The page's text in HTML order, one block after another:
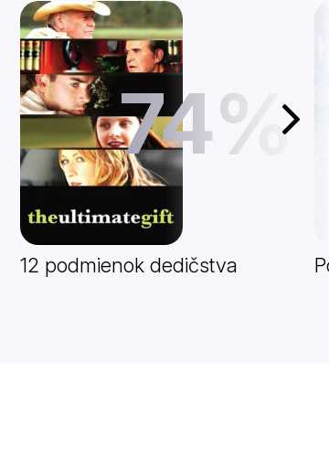
Další
74%
12 podmienok dedičstva